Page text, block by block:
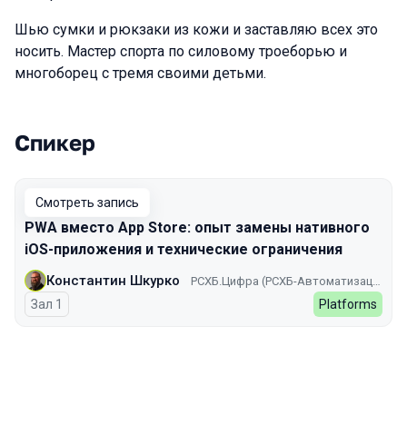
Шью сумки и рюкзаки из кожи и заставляю всех это
носить. Мастер спорта по силовому троеборью и
многоборец с тремя своими детьми.
Выступления в сезоне 2026 Spring
Спикер
Смотреть запись
PWA вместо App Store: опыт замены нативного
iOS-приложения и технические ограничения
Константин Шкурко
Зал 1 Platforms